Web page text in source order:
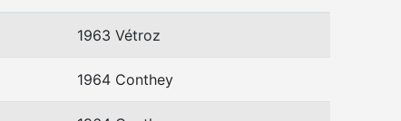
1963 Vétroz
1964 Conthey